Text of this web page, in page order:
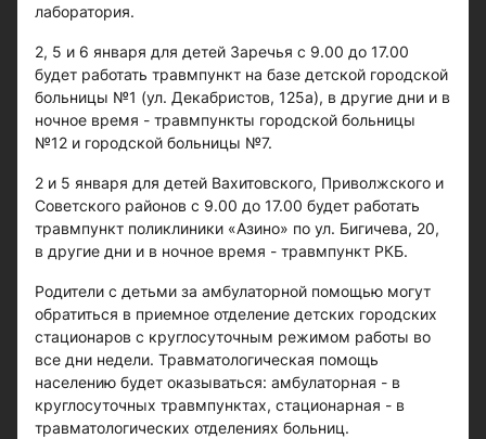
лаборатория.
2, 5 и 6 января для детей Заречья с 9.00 до 17.00
будет работать травмпункт на базе детской городской
больницы №1 (ул. Декабристов, 125а), в другие дни и в
ночное время - травмпункты городской больницы
№12 и городской больницы №7.
2 и 5 января для детей Вахитовского, Приволжского и
Советского районов с 9.00 до 17.00 будет работать
травмпункт поликлиники «Азино» по ул. Бигичева, 20,
в другие дни и в ночное время - травмпункт РКБ.
Родители с детьми за амбулаторной помощью могут
обратиться в приемное отделение детских городских
стационаров с круглосуточным режимом работы во
все дни недели. Травматологическая помощь
населению будет оказываться: амбулаторная - в
круглосуточных травмпунктах, стационарная - в
травматологических отделениях больниц.